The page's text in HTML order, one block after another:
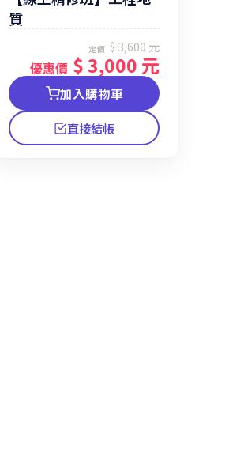
質
定價 $ 3,600 元
優惠價 $ 3,000 元
加入購物車
直接結帳